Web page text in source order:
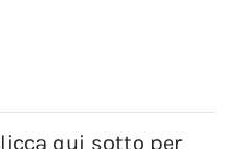
qui sotto per